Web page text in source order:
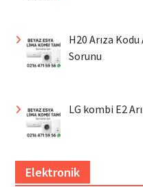
H20 Arıza
Sorunu
LG kombi E2
Elektronik